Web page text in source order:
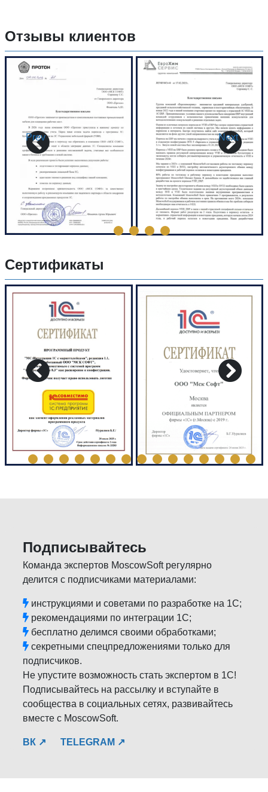
Отзывы клиентов
Prev Next
Сертификаты
Подписывайтесь
Команда экспертов MoscowSoft регулярно
делится с подписчиками материалами:
инструкциями и советами по разработке на 1С;
рекомендациями по интеграции 1С;
бесплатно делимся своими обработками;
секретными спецпредложениями только для
подписчиков.
Не упустите возможность стать экспертом в 1С!
Подписывайтесь на рассылку и вступайте в
сообщества в социальных сетях, развивайтесь
вместе с MoscowSoft.
ВК ↗ TELEGRAM ↗